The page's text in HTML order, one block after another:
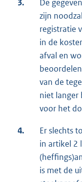
3.
De
zijn
registratie
in de
afval en
van de
niet langer
voor het
4.
Er slechts
in artikel 2
is met de